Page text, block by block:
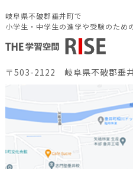
岐阜県不破郡垂井町で
小学生・中学生の進学や受験のため
〒503-2122 岐阜県不破郡垂